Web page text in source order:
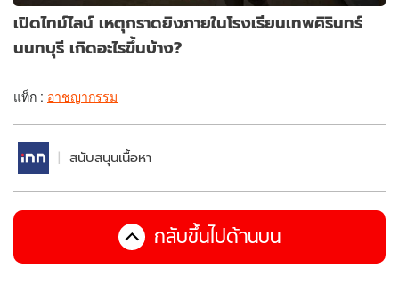
เปิดไทม์ไลน์ เหตุกราดยิงภายในโรงเรียนเทพศิรินทร์
นนทบุรี เกิดอะไรขึ้นบ้าง?
แท็ก : อาชญากรรม
สนับสนุนเนื้อหา
กลับขึ้นไปด้านบน